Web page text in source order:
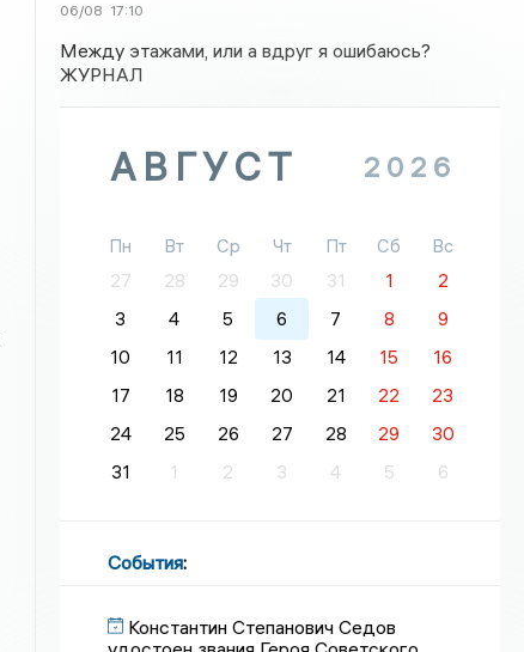
06/08 17:10
Между этажами, или а вдруг я ошибаюсь?
ЖУРНАЛ
АВГУСТ 2026
Пн Вт Ср Чт Пт Сб
Вс
27
28 29 30 31 1
2
3
4 5 6 7 8
9
10
11 12 13 14 15
16
17
18 19 20 21 22
23
24
25 26 27 28 29
30
31
1 2 3 4 5 6
События:
Константин Степанович Седов